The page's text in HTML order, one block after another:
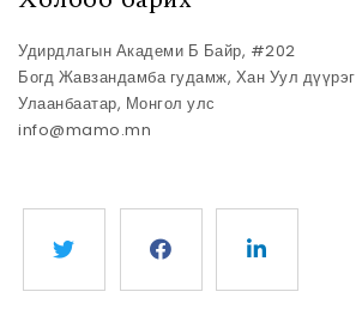
Удирдлагын Академи Б Байр, #202
Богд Жавзандамба гудамж, Хан Уул дүүрэг
Улаанбаатар, Монгол улс
info@mamo.mn